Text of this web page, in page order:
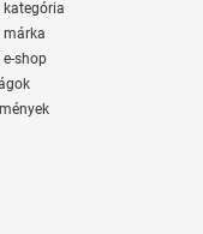
kategória
márka
e-shop